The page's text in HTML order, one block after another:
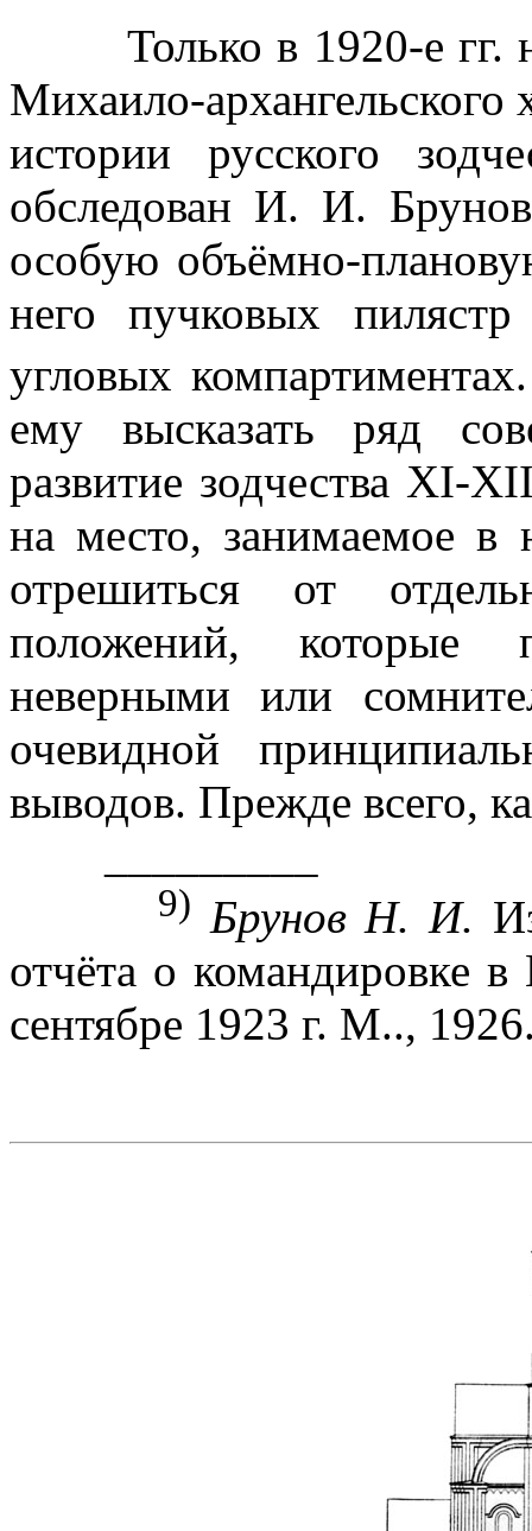
Только в 1920-е гг.
Михаило-архангельского
истории русского
обследован И. И.
особую объёмно-
него пучковых
угловых
ему высказать ряд
развитие зодчества XI-
на место, занимаемое
отрешиться от
положений, которые
неверными или
очевидной
выводов. Прежде всего,
9) Брунов Н. И.
отчёта о командировке
сентябре 1923 г. М..,